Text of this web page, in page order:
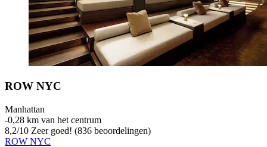
ROW NYC
Manhattan
‐0,28 km van het centrum
8,2/10 Zeer goed! (836 beoordelingen)
ROW NYC